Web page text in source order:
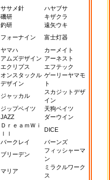
ササメ針
ハヤブサ
磯研
キザクラ
釣研
遠矢ウキ
フォーナイン
富士灯器
ヤマハ
カーメイト
アムズデザイン アーネスト
エクリプス
エフテック
オンスタックル
デザイン
ゲーリーヤマモ
ト
ジャッカル
スカジットデザ
イン
ジップベイツ
天狗ベイツ
JAZZ
ダーウイン
ＤｒｅａｍＷｉ
ｌｌ
DICE
バークレイ
バーンズ
ブリーデン
フィッシャーマ
ン
マリア
ミラクルワーク
ス